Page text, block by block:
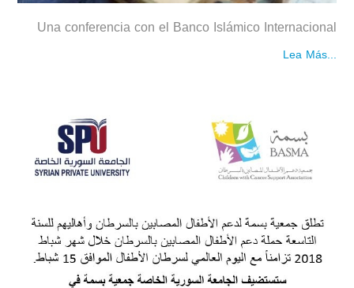
Una conferencia con el Banco Islámico Internacional
Lea Más...